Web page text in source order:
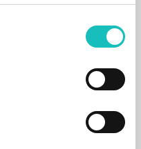
vervolgens in voor
beschikbaar zijn voor
goed voorbeeld van,
in de checkout die